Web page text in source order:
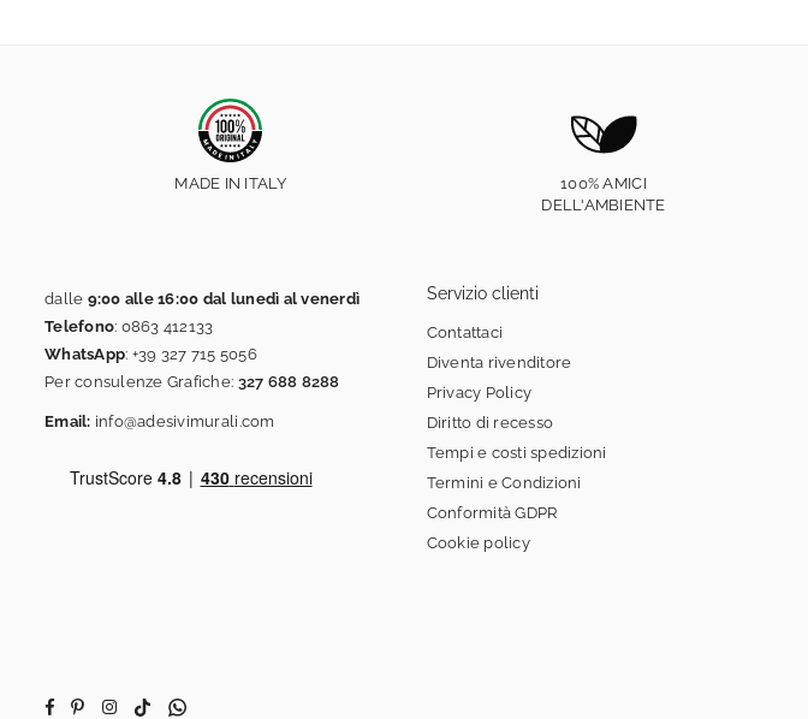
MADE IN ITALY
100% AMICI
DELL'AMBIENTE
dalle 9:00 alle 16:00 dal lunedì al venerdì
Telefono: 0863 412133
WhatsApp: +39 327 715 5056
Per consulenze Grafiche: 327 688 8288
Email: info@adesivimurali.com
Facebook
PinterestInstagram
TikTokWhatsapp
Servizio clienti
Contattaci
Diventa rivenditore
Privacy Policy
Diritto di recesso
Tempi e costi spedizioni
Termini e Condizioni
Conformità GDPR
Cookie policy